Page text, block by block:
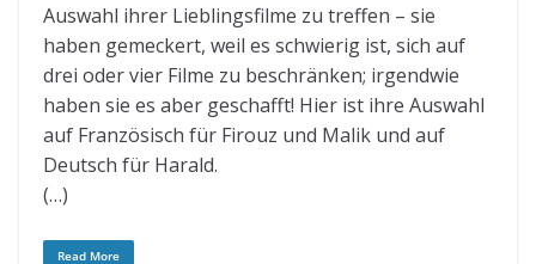
Auswahl ihrer Lieblingsfilme zu treffen – sie
haben gemeckert, weil es schwierig ist, sich auf
drei oder vier Filme zu beschränken; irgendwie
haben sie es aber geschafft! Hier ist ihre Auswahl
auf Französisch für Firouz und Malik und auf
Deutsch für Harald.
(…)
Read More